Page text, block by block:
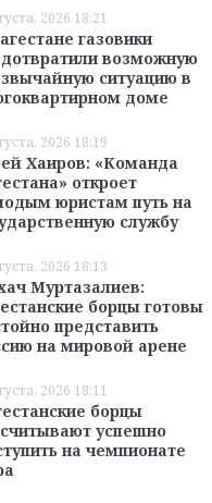
2026 18:21
газовики
возможную
ситуацию в
доме
2026 18:19
Хаиров: «Команда
откроет
юристам путь на
службу
2026 18:13
Муртазалиев:
борцы готовы
представить
на мировой арене
2026 18:11
борцы
успешно
на чемпионате